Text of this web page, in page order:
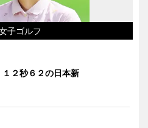
子ゴルフ
２秒６２の日本新